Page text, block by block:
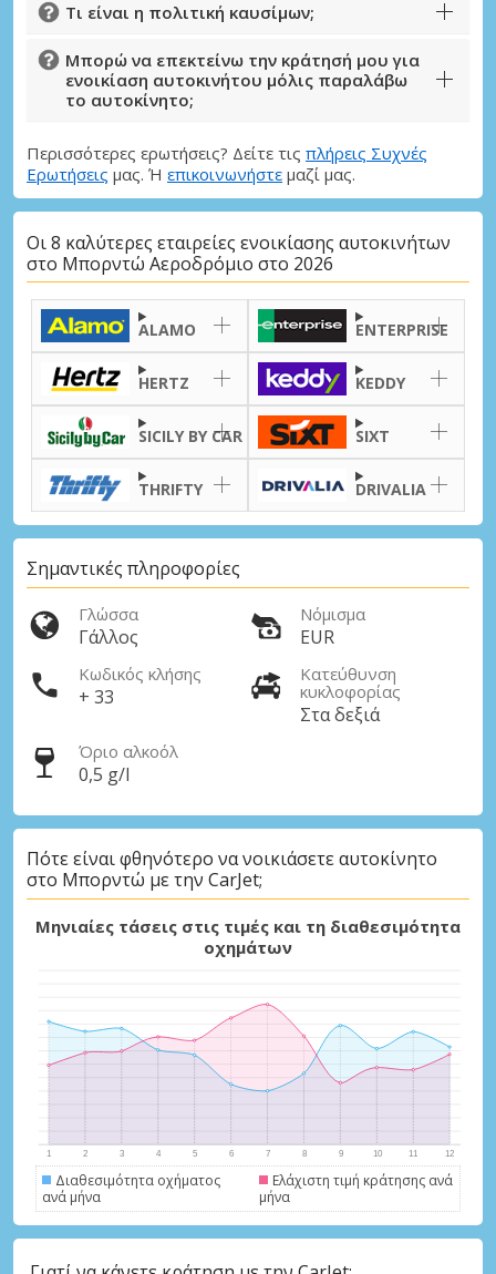
Μεγάλες εξοικονομήσεις
Αποκτήστε πρόσβαση σε αποκλειστικές
προσφορές συνεργατών
Τι είναι η πολιτική καυσίμων;
Μπορώ να επεκτείνω την κράτησή μου για
ενοικίαση αυτοκινήτου μόλις παραλάβω
το αυτοκίνητο;
Περισσότερες ερωτήσεις? Δείτε τις πλήρεις Συχνές
Ερωτήσεις μας. Ή επικοινωνήστε μαζί μας.
Οι 8 καλύτερες εταιρείες ενοικίασης αυτοκινήτων
στο Μπορντώ Αεροδρόμιο στο 2026
ALAMO ENTERPRISE
HERTZ KEDDY
SICILY BY CAR SIXT
THRIFTY DRIVALIA
Σημαντικές πληροφορίες
Γλώσσα
Γάλλος
Νόμισμα
EUR
Κωδικός κλήσης
+ 33
Κατεύθυνση
κυκλοφορίας
Στα δεξιά
Όριο αλκοόλ
0,5 g/l
Πότε είναι φθηνότερο να νοικιάσετε αυτοκίνητο
στο Μπορντώ με την CarJet;
Μηνιαίες τάσεις στις τιμές και τη διαθεσιμότητα
οχημάτων
Διαθεσιμότητα οχήματος
ανά μήνα
Ελάχιστη τιμή κράτησης ανά
μήνα